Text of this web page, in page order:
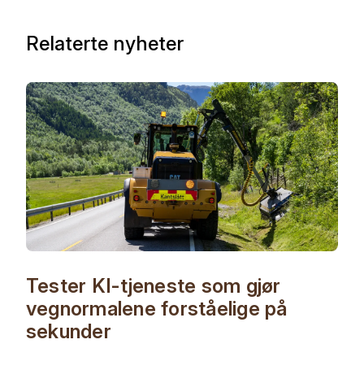
Relaterte nyheter
Tester KI-tjeneste som gjør
vegnormalene forståelige på
sekunder